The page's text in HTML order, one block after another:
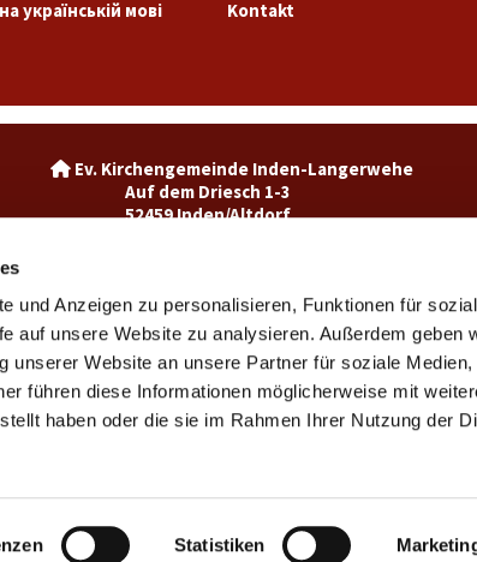
und Anzeigen zu personalisieren, Funktionen für
auf unsere Website zu analysieren. Außerdem geben
unserer Website an unsere Partner für soziale Medien,
führen diese Informationen möglicherweise mit
haben oder die sie im Rahmen Ihrer Nutzung der
Statistiken
українській мові Kontakt
Ev. Kirchengemeinde Inden-
Auf dem Driesch 1-3
52459 Inden/Altdorf
Ev. Kirchengemeinde Weisweiler-Dürwiß
Burgweg 7
52249 Eschweiler
weisweiler@ekir.de
02403 / 65265